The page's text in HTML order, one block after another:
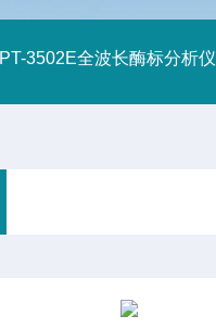
PT-3502E全波长酶标分析仪